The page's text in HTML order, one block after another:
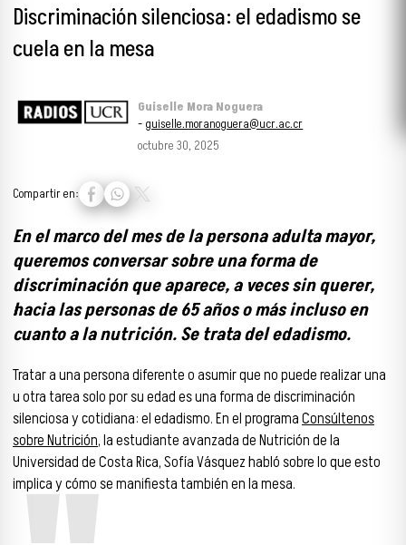
Discriminación silenciosa: el edadismo se
cuela en la mesa
Guiselle Mora Noguera
- guiselle.moranoguera@ucr.ac.cr
octubre 30, 2025
Compartir en:
En el marco del mes de la persona adulta mayor,
queremos conversar sobre una forma de
discriminación que aparece, a veces sin querer,
hacia las personas de 65 años o más incluso en
cuanto a la nutrición. Se trata del edadismo.
Tratar a una persona diferente o asumir que no puede realizar una
u otra tarea solo por su edad es una forma de discriminación
silenciosa y cotidiana: el edadismo. En el programaConsúltenos
sobre Nutrición, la estudiante avanzada de Nutrición de la
Universidad de Costa Rica, Sofía Vásquez habló sobre lo que esto
implica y cómo se manifiesta también en la mesa.